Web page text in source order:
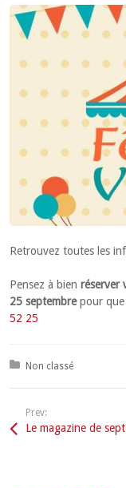
Retrouvez toutes les
Pensez à bienréserver
25 septembrepour que
52 25
Posted in:
Non classé
Prev: